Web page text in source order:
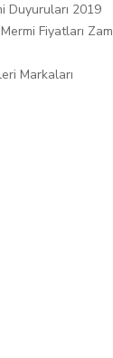
Duyuruları 2019
Fiyatları Zam
Markaları